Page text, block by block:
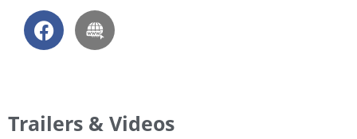
Trailers & Videos